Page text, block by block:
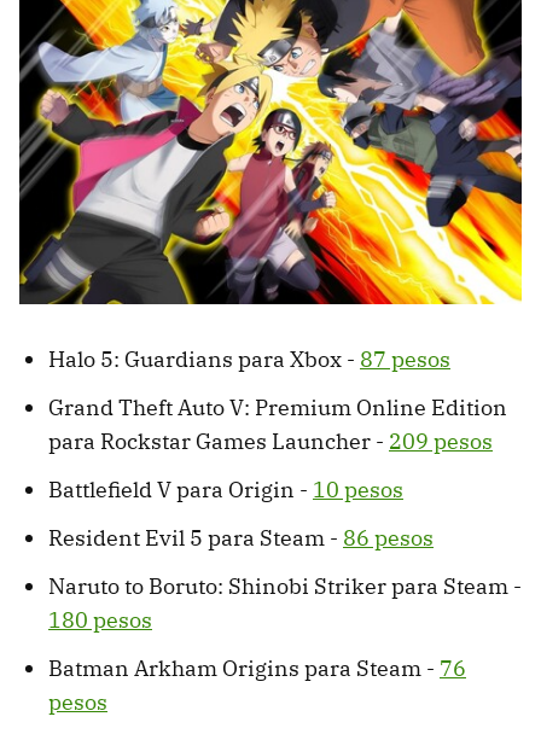
Halo 5: Guardians para Xbox - 87 pesos
Grand Theft Auto V: Premium Online Edition
para Rockstar Games Launcher - 209 pesos
Battlefield V para Origin - 10 pesos
Resident Evil 5 para Steam - 86 pesos
Naruto to Boruto: Shinobi Striker para Steam -
180 pesos
Batman Arkham Origins para Steam - 76
pesos